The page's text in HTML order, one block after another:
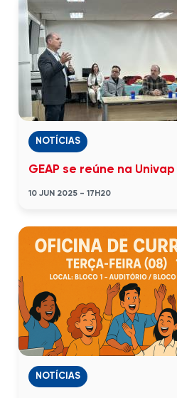
NOTÍCIAS
GEAP se reúne na Univap
10 JUN 2025 - 17H20
NOTÍCIAS